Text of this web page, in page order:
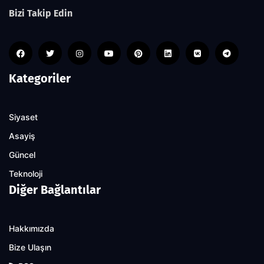
Bizi Takip Edin
Kategoriler
Siyaset
Asayiş
Güncel
Teknoloji
Diğer Bağlantılar
Hakkımızda
Bize Ulaşın